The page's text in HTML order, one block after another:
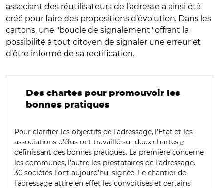
associant des réutilisateurs de l’adresse a ainsi été
créé pour faire des propositions d’évolution. Dans les
cartons, une "boucle de signalement" offrant la
possibilité à tout citoyen de signaler une erreur et
d’être informé de sa rectification.
Des chartes pour promouvoir les
bonnes pratiques
Pour clarifier les objectifs de l’adressage, l’Etat et les
associations d’élus ont travaillé sur deux chartes
définissant des bonnes pratiques. La première concerne
les communes, l’autre les prestataires de l’adressage.
30 sociétés l’ont aujourd’hui signée. Le chantier de
l’adressage attire en effet les convoitises et certains